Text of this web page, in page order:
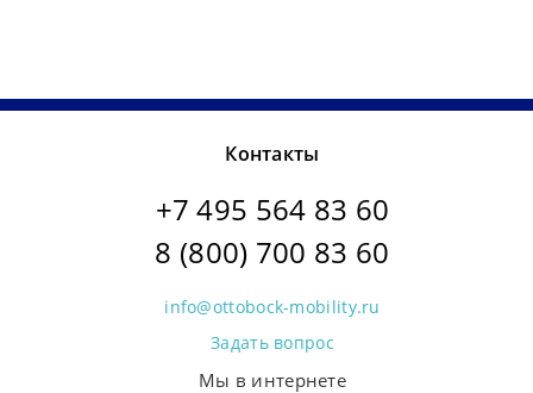
Контакты
+7 495 564 83 60
8 (800) 700 83 60
info@ottobock-mobility.ru
Задать вопрос
Мы в интернете